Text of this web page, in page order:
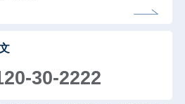
30-2222